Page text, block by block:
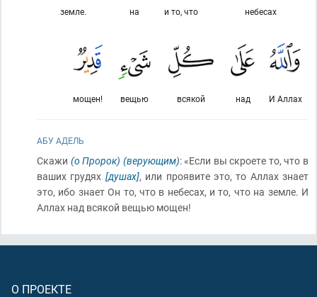
небесах
и то, что
на
земле.
И Аллах
над
всякой
вещью
мощен!
АБУ АДЕЛЬ
Скажи (о Пророк) (верующим): «Если вы скроете то, что в
ваших грудях [душах], или проявите это, то Аллах знает
это, ибо знает Он то, что в небесах, и то, что на земле. И
Аллах над всякой вещью мощен!
О ПРОЕКТЕ